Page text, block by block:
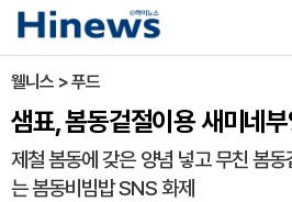
웰니스 > 푸드
샘표, 봄동겉절이용 새미네
제철 봄동에 갖은 양념 넣고 무친 봄
는 봄동비빔밥 SNS 화제